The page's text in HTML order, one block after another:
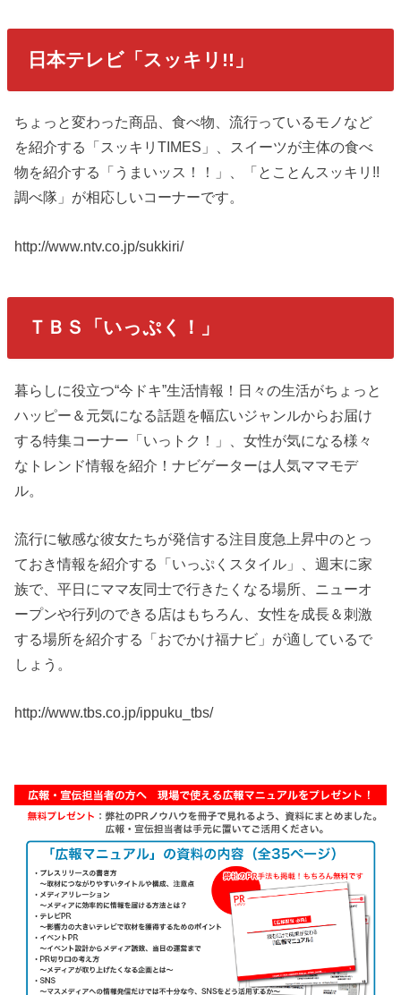
日本テレビ「スッキリ!!」
ちょっと変わった商品、食べ物、流行っているモノなど
を紹介する「スッキリTIMES」、スイーツが主体の食べ
物を紹介する「うまいッス！！」、「とことんスッキリ!!
調べ隊」が相応しいコーナーです。
http://www.ntv.co.jp/sukkiri/
ＴＢＳ「いっぷく！」
暮らしに役立つ“今ドキ”生活情報！日々の生活がちょっと
ハッピー＆元気になる話題を幅広いジャンルからお届け
する特集コーナー「いっトク！」、女性が気になる様々
なトレンド情報を紹介！ナビゲーターは人気ママモデ
ル。
流行に敏感な彼女たちが発信する注目度急上昇中のとっ
ておき情報を紹介する「いっぷくスタイル」、週末に家
族で、平日にママ友同士で行きたくなる場所、ニューオ
ープンや行列のできる店はもちろん、女性を成長＆刺激
する場所を紹介する「おでかけ福ナビ」が適しているで
しょう。
http://www.tbs.co.jp/ippuku_tbs/